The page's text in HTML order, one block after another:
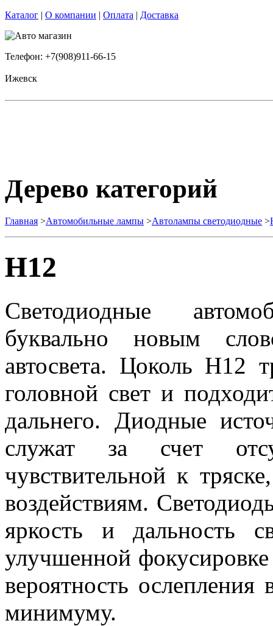
Каталог | О компании | Оплата | Доставка
Телефон: +7(908)911-66-15
Ижевск
Дерево категорий
Главная >Автомобильные лампы >Автолампы светодиодные >
H12
Светодиодные
буквально новым
автосвета. Цоколь H12
головной свет и
дальнего. Диодные
служат за счет
чувствительной к
воздействиям.
яркость и дальность
улучшенной фокусировке
вероятность ослепления
минимуму.